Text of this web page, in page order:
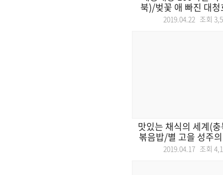
북)/벚꽃 애 빠진 대
2019.04.22 조회
맛있는 채식의 세계(
볶음밥/별 고을 성주
2019.04.17 조회